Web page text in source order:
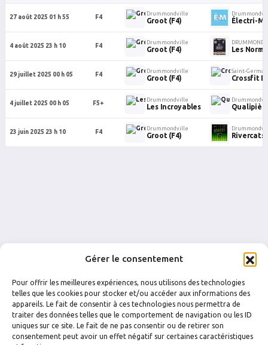
Gérer le consentement
Pour offrir les meilleures expériences, nous utilisons des technologies
telles que les cookies pour stocker et/ou accéder aux informations des
appareils. Le fait de consentir à ces technologies nous permettra de
traiter des données telles que le comportement de navigation ou les ID
uniques sur ce site. Le fait de ne pas consentir ou de retirer son
consentement peut avoir un effet négatif sur certaines caractéristiques
27 août 2025 01 h 55 F4
Drummondville
Groot (F4) Électri-
4 août 2025 23 h 10 F4
Drummondville
Groot (F4) Les
29 juillet 2025 00 h 05 F4
Drummondville
Groot (F4)
Saint-
Crossfit
4 juillet 2025 00 h 05 F5+
Drummondville
Les Incroyables
23 juin 2025 23 h 10 F4
Drummondville
Groot (F4) Rivercats
FACEBOOK INSTAGRAM